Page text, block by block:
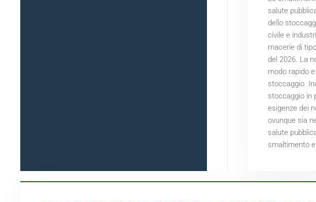
salute
dello
civile e
macerie di
del 2026. La
modo rapido
stoccaggio.
stoccaggio in
esigenze dei
ovunque sia
salute
smaltimento